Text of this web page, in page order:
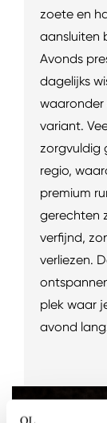
zoete en
aansluiten
Avonds
dagelijks
waaronder
variant.
zorgvuldig
regio,
premium
gerechten
verfijnd,
verliezen.
plek waar
avond